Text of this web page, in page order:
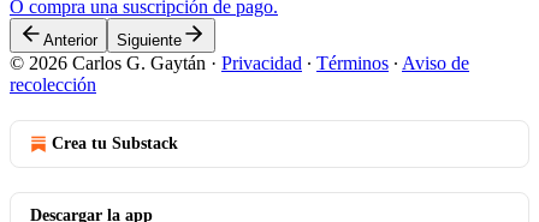
O compra una suscripción de pago.
Anterior Siguiente
© 2026 Carlos G. Gaytán · Privacidad ∙ Términos ∙ Aviso de
recolección
Crea tu Substack
Descargar la app